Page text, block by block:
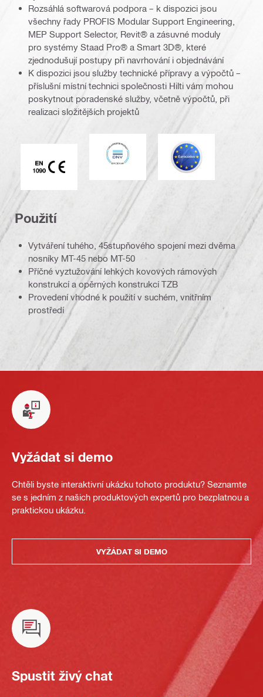
Rozsáhlá softwarová podpora – k dispozici jsou
všechny řady PROFIS Modular Support Engineering,
MEP Support Selector, Revit® a zásuvné moduly
pro systémy Staad Pro® a Smart 3D®, které
zjednodušují postupy při navrhování i objednávání
K dispozici jsou služby technické přípravy a výpočtů –
příslušní místní technici společnosti Hilti vám mohou
poskytnout poradenské služby, včetně výpočtů, při
realizaci složitějších projektů
Značka CE EN 1090
DNV Eurokód
Použití
Vytváření tuhého, 45stupňového spojení mezi dvěma
nosníky MT-45 nebo MT-50
Příčné vyztužování lehkých kovových rámových
konstrukcí a opěrných konstrukcí TZB
Provedení vhodné k použití v suchém, vnitřním
prostředí
Vyžádat si demo
Chtěli byste interaktivní ukázku tohoto produktu? Seznamte
se s jedním z našich produktových expertů pro bezplatnou a
praktickou ukázku.
VYŽÁDAT SI DEMO
Spustit živý chat